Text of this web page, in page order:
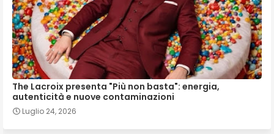
The Lacroix presenta "Più non basta": energia,
autenticità e nuove contaminazioni
Luglio 24, 2026